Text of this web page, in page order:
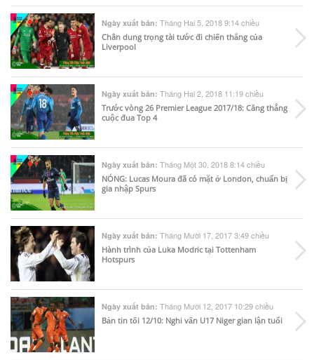
Ngày xuất bản: Tháng Hai 5, 2018 9:14 chiều
Chân dung trọng tài tước đi chiến thắng của
Liverpool
Ngày xuất bản: Tháng Hai 2, 2018 11:19 chiều
Trước vòng 26 Premier League 2017/18: Căng thẳng
cuộc đua Top 4
Ngày xuất bản: Tháng Một 30, 2018 8:14 chiều
NÓNG: Lucas Moura đã có mặt ở London, chuẩn bị
gia nhập Spurs
Ngày xuất bản: Tháng Mười 17, 2017 3:49 chiều
Hành trình của Luka Modric tại Tottenham
Hotspurs
Ngày xuất bản: Tháng Mười 12, 2017 10:29 chiều
Bản tin tối 12/10: Nghi vấn U17 Niger gian lận tuổi